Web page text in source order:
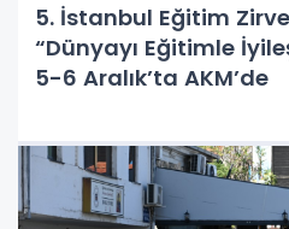
5. İstanbul Eğitim
“Dünyayı Eğitimle
5-6 Aralık’ta AKM’de